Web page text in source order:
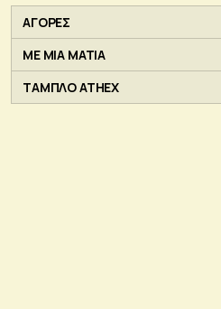
ΑΓΟΡΕΣ
ΜΕ ΜΙΑ ΜΑΤΙΑ
ΤΑΜΠΛΟ ATHEX